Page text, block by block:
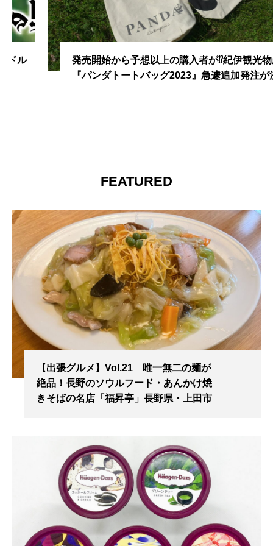
発売開始から予想以上の購入者が⁉紀伊観光物産
『パンダトートバッグ2023』急遽追加発注が決定
FEATURED
【出張グルメ】Vol.21 唯一無二の麺が
絶品！長野のソウルフード・あんかけ焼
きそばの名店「福昇亭」長野県・上田市